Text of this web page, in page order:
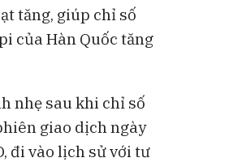
tăng, giúp chỉ số
của Hàn Quốc tăng
nhẹ sau khi chỉ số
giao dịch ngày
đi vào lịch sử với tư